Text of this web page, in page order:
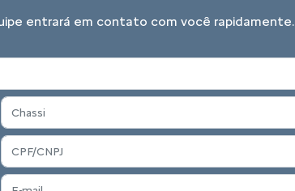
entrará em contato com você rapidamente.